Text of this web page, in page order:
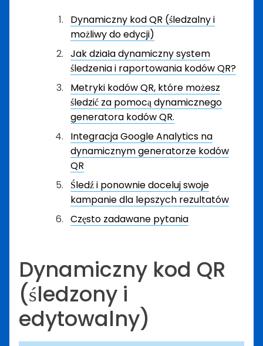
Dynamiczny kod QR (śledzalny i
możliwy do edycji)
Jak działa dynamiczny system
śledzenia i raportowania kodów QR?
Metryki kodów QR, które możesz
śledzić za pomocą dynamicznego
generatora kodów QR.
Integracja Google Analytics na
dynamicznym generatorze kodów
QR
Śledź i ponownie doceluj swoje
kampanie dla lepszych rezultatów
Często zadawane pytania
Dynamiczny kod QR
(śledzony i
edytowalny)